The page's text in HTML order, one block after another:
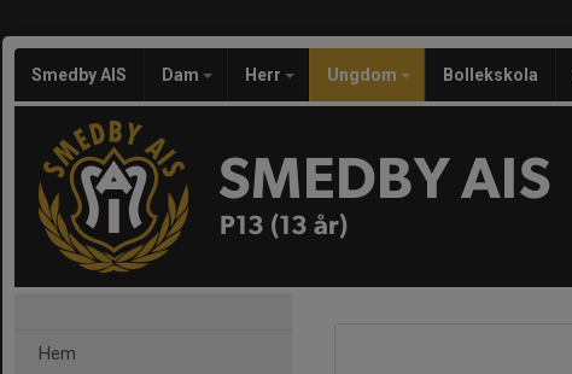
Smedby AIS Dam Herr Ungdom Bollekskola
SMEDBY AIS
P13 (13 år)
Hem